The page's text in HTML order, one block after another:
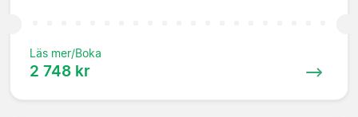
Läs mer/Boka
2 748 kr